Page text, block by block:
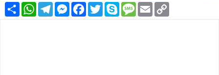
Condividi
WhatsApp
Telegram
Messenger
Facebook
TwitterSkypeMessage
Email